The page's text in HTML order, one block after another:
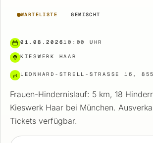
WARTELISTE GEMISCHT
01.08.2026 10:00 UHR
KIESWERK HAAR
LEONHARD-STRELL-STRASSE 16,
Frauen-Hindernislauf: 5 km, 18
Kieswerk Haar bei München.
Tickets verfügbar.